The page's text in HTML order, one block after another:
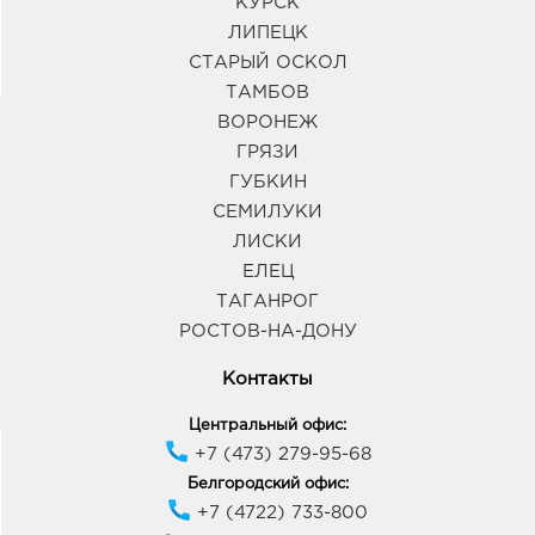
10:00 - 22:00
КУРСК
ЛИПЕЦК
СТАРЫЙ ОСКОЛ
ТАМБОВ
ВОРОНЕЖ
ГРЯЗИ
ГУБКИН
СЕМИЛУКИ
ЛИСКИ
ЕЛЕЦ
ТАГАНРОГ
РОСТОВ-НА-ДОНУ
Контакты
Центральный офис:
+7 (473) 279-95-68
Белгородский офис:
+7 (4722) 733-800